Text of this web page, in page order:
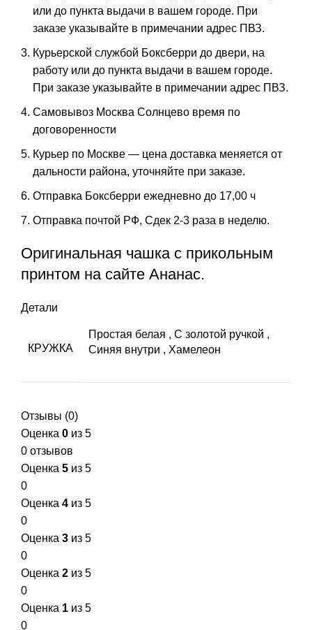
или до пункта выдачи в вашем городе. При
заказе указывайте в примечании адрес ПВЗ.
Курьерской службой Боксберри до двери, на
работу или до пункта выдачи в вашем городе.
При заказе указывайте в примечании адрес ПВЗ.
Самовывоз Москва Солнцево время по
договоренности
Курьер по Москве — цена доставка меняется от
дальности района, уточняйте при заказе.
Отправка Боксберри ежедневно до 17,00 ч
Отправка почтой РФ, Сдек 2-3 раза в неделю.
Оригинальная чашка с прикольным
принтом на сайте Ананас.
Детали
КРУЖКА
Простая белая , С золотой ручкой ,
Синяя внутри , Хамелеон
Отзывы (0)
Оценка 0 из 5
0 отзывов
Оценка 5 из 5
0
Оценка 4 из 5
0
Оценка 3 из 5
0
Оценка 2 из 5
0
Оценка 1 из 5
0